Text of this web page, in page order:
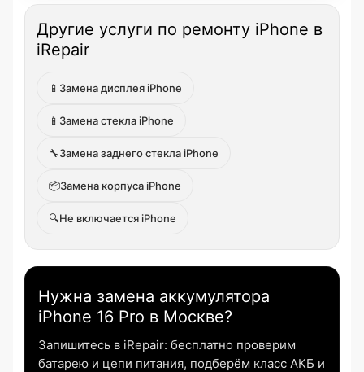
Другие услуги по ремонту iPhone в
iRepair
📱 Замена дисплея iPhone
📱 Замена стекла iPhone
🔧Замена заднего стекла iPhone
📦Замена корпуса iPhone
🔍Не включается iPhone
Нужна замена аккумулятора
iPhone 16 Pro в Москве?
Запишитесь в iRepair: бесплатно проверим
батарею и цепи питания, подберём класс АКБ и